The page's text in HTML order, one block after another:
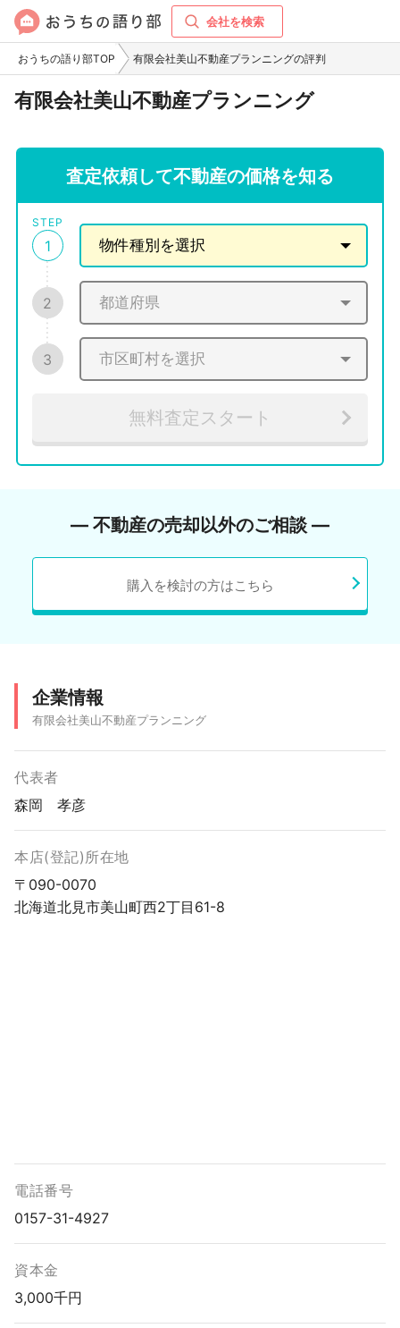
会社を検索
おうちの語り部TOP 有限会社美山不動産プランニングの評判
有限会社美山不動産プランニング
査定依頼して不動産の価格を知る
STEP
1
2
3
無料査定スタート
― 不動産の売却以外のご相談 ―
購入を検討の方はこちら
企業情報
有限会社美山不動産プランニング
代表者
森岡 孝彦
本店(登記)所在地
〒090-0070
北海道北見市美山町西2丁目61-8
電話番号
0157-31-4927
資本金
3,000千円